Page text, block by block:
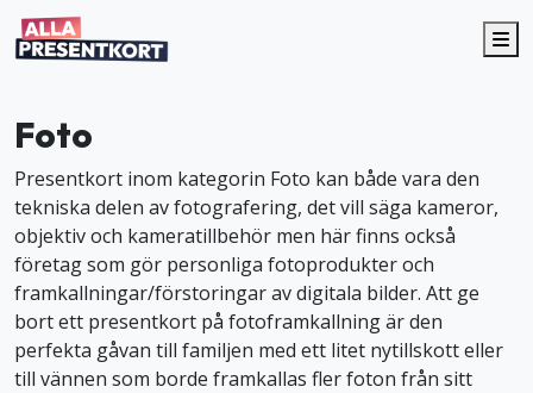
Foto
Presentkort inom kategorin Foto kan både vara den
tekniska delen av fotografering, det vill säga kameror,
objektiv och kameratillbehör men här finns också
företag som gör personliga fotoprodukter och
framkallningar/förstoringar av digitala bilder. Att ge
bort ett presentkort på fotoframkallning är den
perfekta gåvan till familjen med ett litet nytillskott eller
till vännen som borde framkallas fler foton från sitt